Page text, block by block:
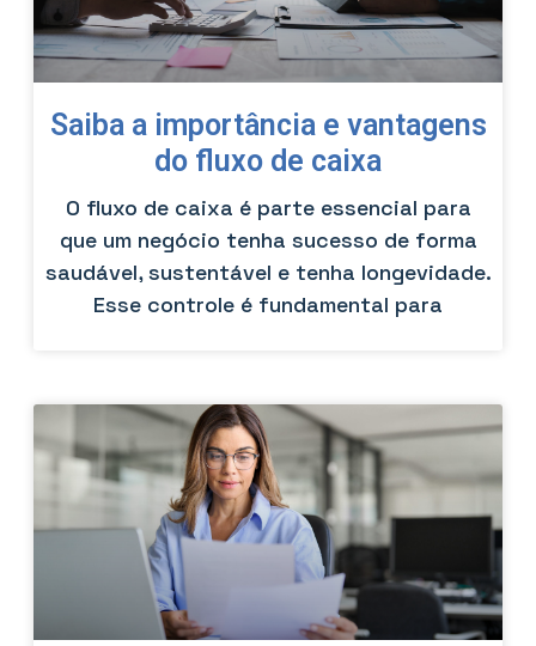
Saiba a importância e vantagens
do fluxo de caixa
O fluxo de caixa é parte essencial para
que um negócio tenha sucesso de forma
saudável, sustentável e tenha longevidade.
Esse controle é fundamental para